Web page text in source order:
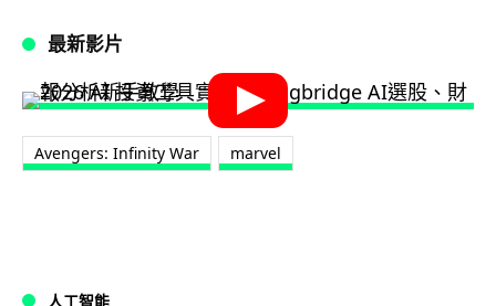
最新影片
Avengers: Infinity War marvel
人工智能